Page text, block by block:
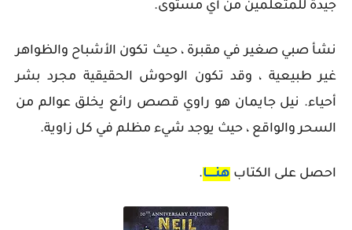
جيدة للمتعلمين من أي مستوى.
نشأ صبي صغير في مقبرة ، حيث تكون الأشباح والظواهر
غير طبيعية ، وقد تكون الوحوش الحقيقية مجرد بشر
أحياء. نيل جايمان هو راوي قصص رائع يخلق عوالم من
السحر والواقع ، حيث يوجد شيء مظلم في كل زاوية.
احصل على الكتاب هنـــــا.